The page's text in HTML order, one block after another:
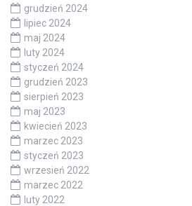
grudzień 2024
lipiec 2024
maj 2024
luty 2024
styczeń 2024
grudzień 2023
sierpień 2023
maj 2023
kwiecień 2023
marzec 2023
styczeń 2023
wrzesień 2022
marzec 2022
luty 2022